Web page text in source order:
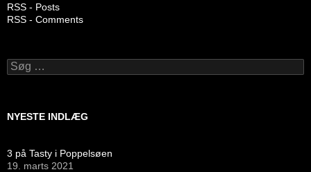
RSS - Posts
RSS - Comments
Søg
efter:
NYESTE INDLÆG
3 på Tasty i Poppelsøen
19. marts 2021